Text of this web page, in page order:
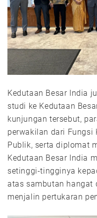
Kedutaan Besar India
studi ke Kedutaan
kunjungan tersebut,
perwakilan dari Fungsi
Publik, serta diplomat
Kedutaan Besar India
setinggi-tingginya
atas sambutan hangat
menjalin pertukaran